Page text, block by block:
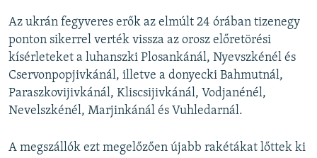
Az ukrán fegyveres erők az elmúlt 24 órában tizenegy
ponton sikerrel verték vissza az orosz előretörési
kísérleteket a luhanszki Plosankánál, Nyevszkénél és
Cservonpopjivkánál, illetve a donyecki Bahmutnál,
Paraszkovijivkánál, Kliscsijivkánál, Vodjanénél,
Nevelszkénél, Marjinkánál és Vuhledarnál.
A megszállók ezt megelőzően újabb rakétákat lőttek ki